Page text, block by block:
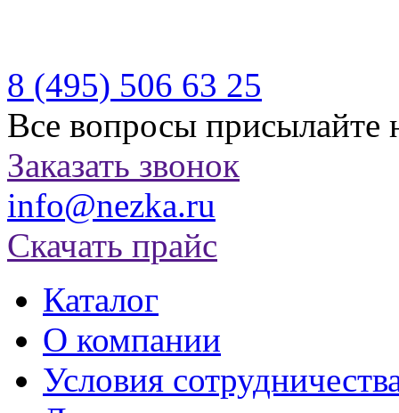
8 (495) 506 63 25
Все вопросы присылайте
Заказать звонок
info@nezka.ru
Скачать прайс
Каталог
О компании
Условия